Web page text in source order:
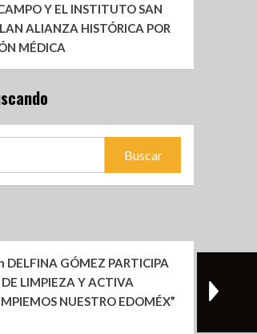
Y EL INSTITUTO SAN
ALIANZA HISTÓRICA POR
MÉDICA
DELFINA GÓMEZ PARTICIPA
DE LIMPIEZA Y ACTIVA
NUESTRO EDOMÉX”